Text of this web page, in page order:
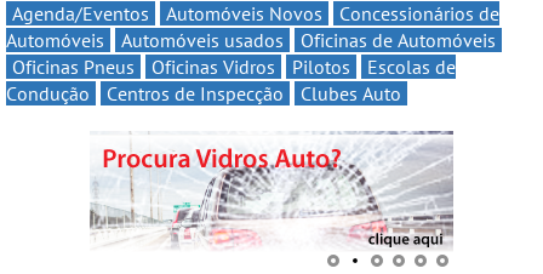
Agenda/Eventos Automóveis Novos
Concessionários de
Automóveis
Automóveis usados
Oficinas de Automóveis
Oficinas Pneus
Oficinas Vidros Pilotos
Escolas de
Condução
Centros de Inspecção Clubes Auto